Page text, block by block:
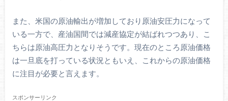
また、米国の原油輸出が増加しており原油安圧力になって
いる一方で、産油国間では減産協定が結ばれつつあり、こ
ちらは原油高圧力となりそうです。現在のところ原油価格
は一旦底を打っている状況ともいえ、これからの原油価格
に注目が必要と言えます。
スポンサーリンク